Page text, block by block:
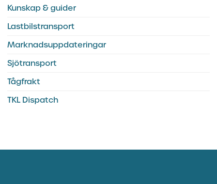
Kunskap & guider
Lastbilstransport
Marknadsuppdateringar
Sjötransport
Tågfrakt
TKL Dispatch